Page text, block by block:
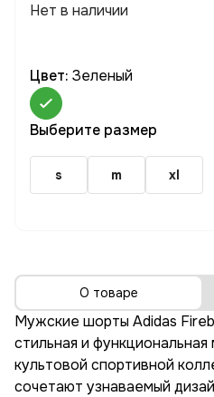
Нет в наличии
Цвет: Зеленый
Выберите размер
s m xl
О товаре
Мужские шорты Adidas
стильная и
культовой спортивной
сочетают узнаваемый